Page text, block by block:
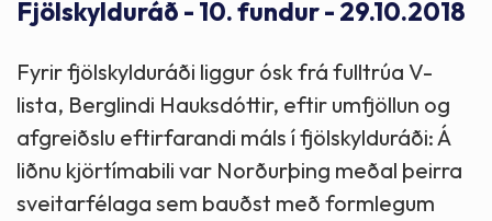
Fjölskylduráð - 10. fundur - 29.10.2018
Fyrir fjölskylduráði liggur ósk frá fulltrúa V-
lista, Berglindi Hauksdóttir, eftir umfjöllun og
afgreiðslu eftirfarandi máls í fjölskylduráði: Á
liðnu kjörtímabili var Norðurþing meðal þeirra
sveitarfélaga sem bauðst með formlegum